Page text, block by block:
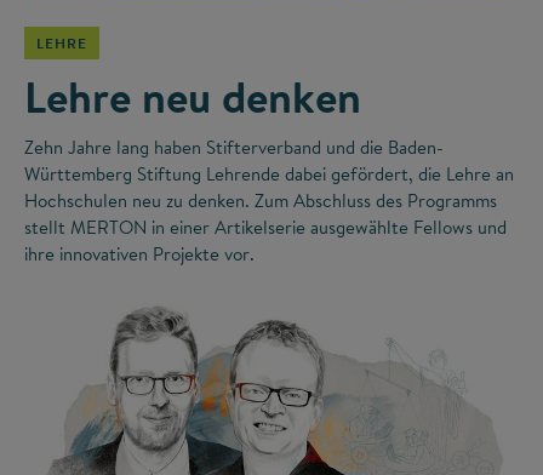
LEHRE
Lehre neu denken
Zehn Jahre lang haben Stifterverband und die Baden-
Württemberg Stiftung Lehrende dabei gefördert, die Lehre an
Hochschulen neu zu denken. Zum Abschluss des Programms
stellt MERTON in einer Artikelserie ausgewählte Fellows und
ihre innovativen Projekte vor.